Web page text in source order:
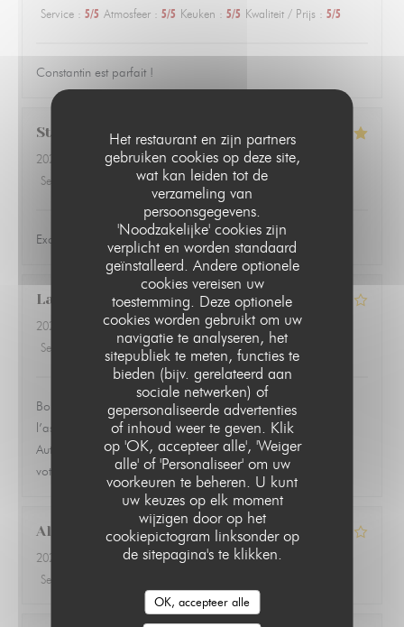
Het restaurant en zijn partners
gebruiken cookies op deze site,
wat kan leiden tot de
verzameling van
persoonsgegevens.
'Noodzakelijke' cookies zijn
verplicht en worden standaard
geïnstalleerd. Andere optionele
cookies vereisen uw
toestemming. Deze optionele
cookies worden gebruikt om uw
navigatie te analyseren, het
sitepubliek te meten, functies te
bieden (bijv. gerelateerd aan
sociale netwerken) of
gepersonaliseerde advertenties
of inhoud weer te geven. Klik
op 'OK, accepteer alle', 'Weiger
alle' of 'Personaliseer' om uw
voorkeuren te beheren. U kunt
uw keuzes op elk moment
wijzigen door op het
cookiepictogram linksonder op
de sitepagina's te klikken.
OK, accepteer alle
Service : 5/5 Atmosfeer : 5/5 Keuken : 5/5 Kwaliteit / Prijs : 5/5
Constantin est parfait !
Steve
2026-07-16
- 19:30 - Gasten 2
Service
Atmosfeer: 5/5 Keuken: 5 /5 Kwaliteit / Prijs
Excellent food, service and atmosphere
Laurent
2026-07-13
- 19:30 - Gasten 1
Service
Atmosfeer: 4/5 Keuken: 3/5 Kwaliteit / Prijs
Bon petit restaurant un peu cher pour ce qu’il y a dans
l’assiette. J’ai trouvé qu’il y avait peu d’accompagnement.
Autrement l’accueil et le personnel sont très sympathique et à
votre disposition
Alix
2026-07-10
- 21:00 - Gasten 2
Service
LE PARIS 17